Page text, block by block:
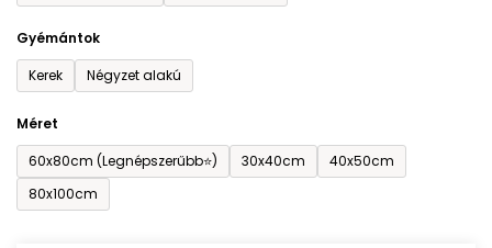
Gyémántok
Kerek
Négyzet alakú
Méret
60x80cm (Legnépszerűbb⭐)
30x40cm
40x50cm
80x100cm